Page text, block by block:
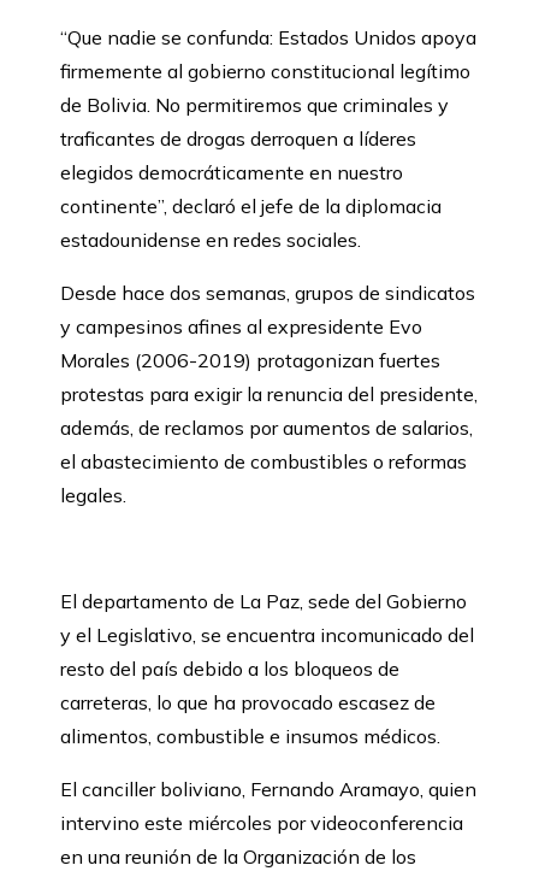
“Que nadie se confunda: Estados Unidos apoya
firmemente al gobierno constitucional legítimo
de Bolivia. No permitiremos que criminales y
traficantes de drogas derroquen a líderes
elegidos democráticamente en nuestro
continente”, declaró el jefe de la diplomacia
estadounidense en redes sociales.
Desde hace dos semanas, grupos de sindicatos
y campesinos afines al expresidente Evo
Morales (2006-2019) protagonizan fuertes
protestas para exigir la renuncia del presidente,
además, de reclamos por aumentos de salarios,
el abastecimiento de combustibles o reformas
legales.
El departamento de La Paz, sede del Gobierno
y el Legislativo, se encuentra incomunicado del
resto del país debido a los bloqueos de
carreteras, lo que ha provocado escasez de
alimentos, combustible e insumos médicos.
El canciller boliviano, Fernando Aramayo, quien
intervino este miércoles por videoconferencia
en una reunión de la Organización de los